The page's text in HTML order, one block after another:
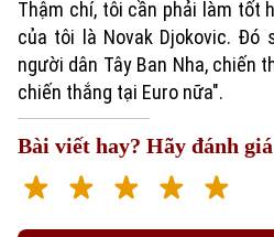
Thậm chí, tôi cần phải làm tốt
của tôi là Novak Djokovic. Đó
người dân Tây Ban Nha, chiến
chiến thắng tại Euro nữa".
Bài viết hay? Hãy đánh